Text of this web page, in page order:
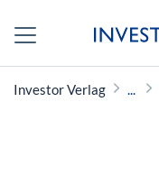
Investor Verlag